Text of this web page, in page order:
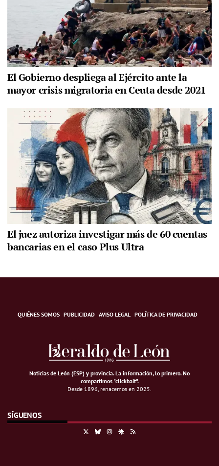
El Gobierno despliega al Ejército ante la
mayor crisis migratoria en Ceuta desde 2021
El juez autoriza investigar más de 60 cuentas
bancarias en el caso Plus Ultra
QUIÉNES SOMOS PUBLICIDAD AVISO LEGAL POLÍTICA DE PRIVACIDAD
Noticias de León (ESP) y provincia. La información, lo primero.No
compartimos "clickbait".
Desde 1896, renacemos en 2025.
SÍGUENOS
BlueskyInstagramGoogle Discover